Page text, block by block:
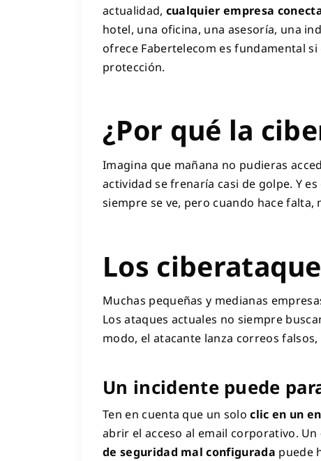
actualidad, cualquier empresa
hotel, una oficina, una asesoría, una
ofrece Fabertelecom es fundamental
protección.
¿Por qué la
Imagina que mañana no pudieras
actividad se frenaría casi de golpe. Y
siempre se ve, pero cuando hace
Los
Muchas pequeñas y medianas
Los ataques actuales no siempre
modo, el atacante lanza correos
Un incidente puede
Ten en cuenta que un solo clic en un
abrir el acceso al email corporativo. Un
de seguridad mal configurada puede